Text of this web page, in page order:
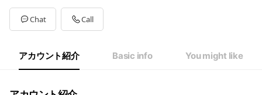
Chat Call
アカウント紹介 Basic info You might like